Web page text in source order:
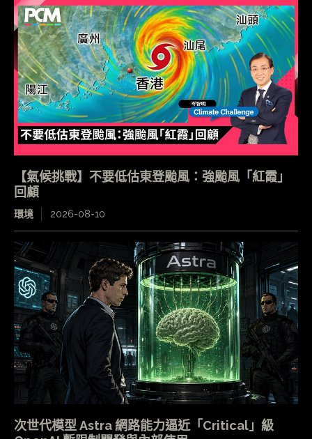
【氣候挑戰】不要低估東登颱風：強颱風「紅霞」
回顧
環境 2026-08-10
次世代模型 Astra 網路能力逼近「Critical」級